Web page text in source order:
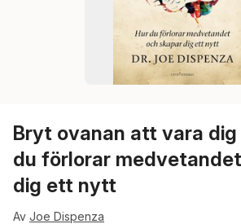
Bryt ovanan att vara dig
du förlorar
dig ett nytt
Av Joe Dispenza